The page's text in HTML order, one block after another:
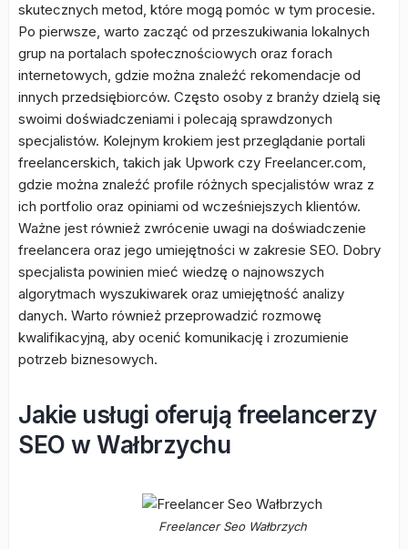
skutecznych metod, które mogą pomóc w tym procesie.
Po pierwsze, warto zacząć od przeszukiwania lokalnych
grup na portalach społecznościowych oraz forach
internetowych, gdzie można znaleźć rekomendacje od
innych przedsiębiorców. Często osoby z branży dzielą się
swoimi doświadczeniami i polecają sprawdzonych
specjalistów. Kolejnym krokiem jest przeglądanie portali
freelancerskich, takich jak Upwork czy Freelancer.com,
gdzie można znaleźć profile różnych specjalistów wraz z
ich portfolio oraz opiniami od wcześniejszych klientów.
Ważne jest również zwrócenie uwagi na doświadczenie
freelancera oraz jego umiejętności w zakresie SEO. Dobry
specjalista powinien mieć wiedzę o najnowszych
algorytmach wyszukiwarek oraz umiejętność analizy
danych. Warto również przeprowadzić rozmowę
kwalifikacyjną, aby ocenić komunikację i zrozumienie
potrzeb biznesowych.
Jakie usługi oferują freelancerzy
SEO w Wałbrzychu
Freelancer Seo Wałbrzych